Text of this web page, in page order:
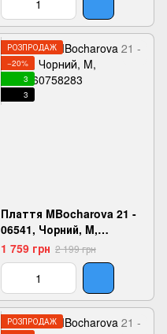
РОЗПРОДАЖ
−20%
3
3
Плаття MBocharova 21 -
06541, Чорний, M,
2999860758283
1 759 грн 2 199 грн
РОЗПРОДАЖ